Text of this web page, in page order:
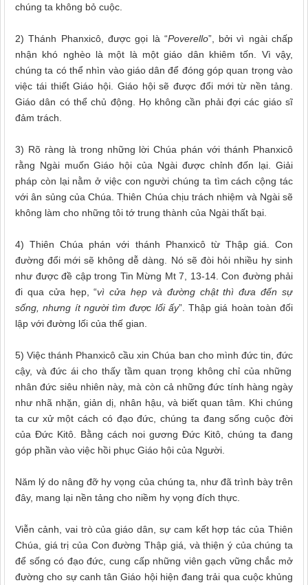
chúng ta không bỏ cuộc.
2) Thánh Phanxicô, được gọi là “Poverello”, bởi vì ngài chấp
nhận khó nghèo là một là một giáo dân khiêm tốn. Vì vậy,
chúng ta có thể nhìn vào giáo dân để đóng góp quan trọngvào
việc tái thiết Giáo hội. Giáo hội sẽ được đổi mới từ nền tảng.
Giáo dân có thể chủ động. Họ không cần phải đợi các giáo sĩ
đảm trách
3) Rõ ràng là trong những lời Chúa phán với thánh Phanxicô
rằng Ngài muốn Giáo hội của Ngài được chỉnh đốn lại . Giải
pháp còn lại nằm ở việc con người chúng ta tìm cách cộng tác
với ân sủng của Chúa . Thiên Chúa chịu trách nhiệm và Ngài sẽ
không làm cho những tôi tớ trung thành của Ngài thất bại.
4) Thiên Chúa phán với thánh Phanxicô từ Thập giá. Con
đường đổi mới sẽ không dễ dàng. Nó sẽ đòi hỏi nhiều hy sinh
như được đề cập trong Tin Mừng Mt 7 13-14. Con đường phải
đi qua cửa hẹp, “vì cửa hẹp và đường chật thì đưa đến sự
sống, nhưng ít người tìm được lối ấy”. Thập giá hoàn toàn đối
lập với đường lối của thế gian.
5) Việc thánh Phanxicô cầu xin Chúa ban cho mình đức tin, đức
cậy, và đức áicho thấy tầm quan trọng không chỉ của những
nhân đức siêu nhiên này, mà còn cả những đức tính hàng ngày
như nhã nhặn , giản dị , nhân hậu , và biết quan tâm . Khi chúng
ta cư xử một cách có đạo đức, chúng ta đang sống cuộc đời
của Đức Kitô. Bằng cách noi gương Đức Kitô, chúng ta đang
góp phần vào việc hồi phục Giáo hội của Người.
Năm lý do nâng đỡ hy vọng của chúng ta, như đã trình bày trên
đây, mang lại nền tảng cho niềm hy vọng đích thực.
Viễn cảnh , vai trò của giáo dân, sự cam kết hợp tác của Thiên
Chúa, giá trị của Con đường Thập giá, và thiện ý của chúng ta
để sống có đạo đức, cung cấp những viên gạch vững chắc mở
đường cho sự canh tân Giáo hội hiện đang trải qua cuộc khủng